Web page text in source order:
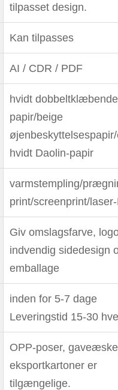
tilpasset design.
Kan tilpasses
AI / CDR / PDF
hvidt dobbeltklæbende
papir/beige
hvidt Daolin-papir
varmstempling/
print/screenprint/
Giv omslagsfarve,
indvendig sidedesign
emballage
inden for 5-7 dage
Leveringstid 15-30
OPP-poser,
eksportkartoner er
tilgængelige.